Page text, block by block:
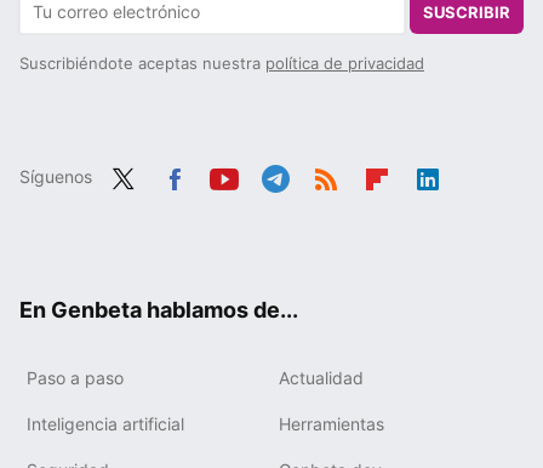
SUSCRIBIR
Suscribiéndote aceptas nuestra política de privacidad
Síguenos
En Genbeta hablamos de...
Paso a paso Actualidad
Inteligencia artificial Herramientas